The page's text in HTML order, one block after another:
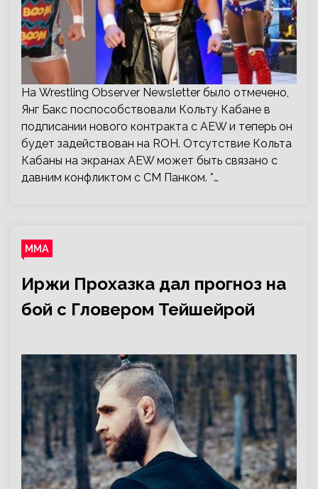
На Wrestling Observer Newsletter было отмечено,
Янг Бакс поспособствовали Кольту Кабане в
подписании нового контракта с AEW и теперь он
будет задействован на ROH. Отсутствие Кольта
Кабаны на экранах AEW может быть связано с
давним конфликтом с СМ Панком. *…
ММА
Иржи Прохазка дал прогноз на
бой с Гловером Тейшейрой